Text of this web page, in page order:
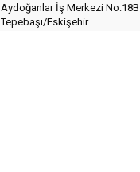
Aydoğanlar İş Merkezi No:18B
Tepebaşı/Eskişehir